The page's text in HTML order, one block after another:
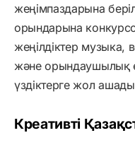
жеңімпаздарына
орындарына
жеңілдіктер музыка,
және орындаушылық
үздіктерге жол
Креативті